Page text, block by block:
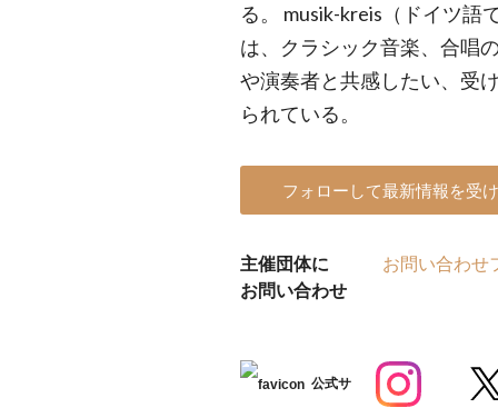
る。 musik-kreis（ドイツ語
は、クラシック音楽、合唱
や演奏者と共感したい、受
られている。
フォローして最新情報を受
主催団体に
お問い合わせ
お問い合わせ
公式サ